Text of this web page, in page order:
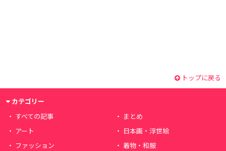
トップに戻る
カテゴリー
すべての記事
まとめ
アート
日本画・浮世絵
ファッション
着物・和服